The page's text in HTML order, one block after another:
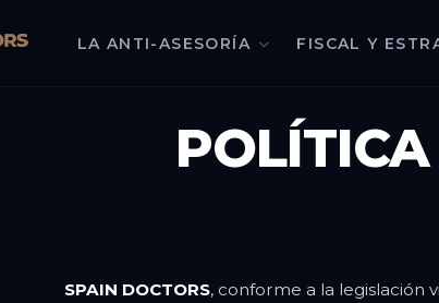
LA ANTI-ASESORÍA FISCAL Y
SPAIN DOCTORS, conforme a la legislación